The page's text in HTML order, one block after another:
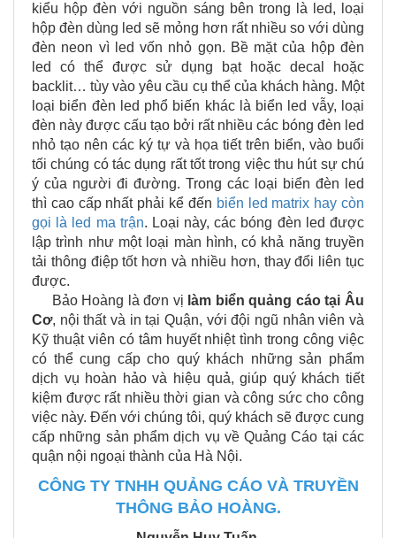
kiểu hộp đèn với nguồn sáng bên trong là led, loại
hộp đèn dùng led sẽ mỏng hơn rất nhiều so với dùng
đèn neon vì led vốn nhỏ gọn. Bề mặt của hộp đèn
led có thể được sử dụng bạt hoặc decal hoặc
backlit… tùy vào yêu cầu cụ thể của khách hàng. Một
loại biển đèn led phổ biến khác là biển led vẫy, loại
đèn này được cấu tạo bởi rất nhiều các bóng đèn led
nhỏ tạo nên các ký tự và họa tiết trên biển, vào buổi
tối chúng có tác dụng rất tốt trong việc thu hút sự chú
ý của người đi đường. Trong các loại biển đèn led
thì cao cấp nhất phải kể đến biển led matrix hay còn
gọi là led ma trận. Loại này, các bóng đèn led được
lập trình như một loại màn hình, có khả năng truyền
tải thông điệp tốt hơn và nhiều hơn, thay đổi liên tục
được.
Bảo Hoàng là đơn vị làm biển quảng cáo tại Âu
Cơ, nội thất và in tại Quận, với đội ngũ nhân viên và
Kỹ thuật viên có tâm huyết nhiệt tình trong công việc
có thể cung cấp cho quý khách những sản phẩm
dịch vụ hoàn hảo và hiệu quả, giúp quý khách tiết
kiệm được rất nhiều thời gian và công sức cho công
việc này. Đến với chúng tôi, quý khách sẽ được cung
cấp những sản phẩm dịch vụ về Quảng Cáo tại các
quận nội ngoại thành của Hà Nội.
CÔNG TY TNHH QUẢNG CÁO VÀ TRUYỀN
THÔNG BẢO HOÀNG.